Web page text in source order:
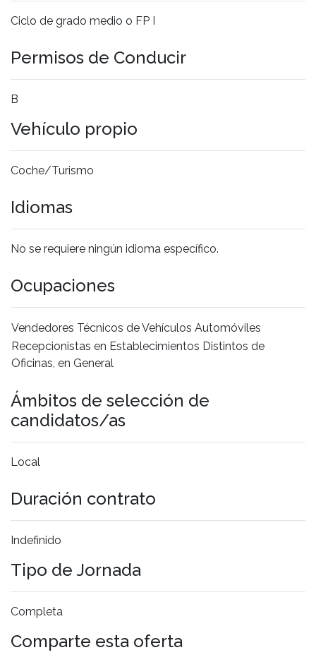
Ciclo de grado medio o FP I
Permisos de Conducir
B
Vehículo propio
Coche/Turismo
Idiomas
No se requiere ningún idioma específico.
Ocupaciones
Vendedores Técnicos de Vehículos Automóviles
Recepcionistas en Establecimientos Distintos de
Oficinas, en General
Ámbitos de selección de
candidatos/as
Local
Duración contrato
Indefinido
Tipo de Jornada
Completa
Comparte esta oferta